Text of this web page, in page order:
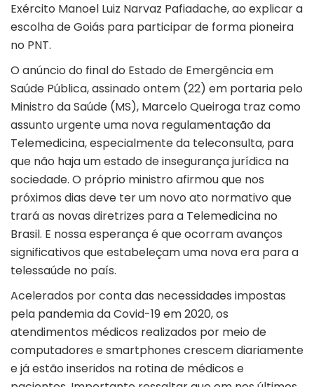
Exército Manoel Luiz Narvaz Pafiadache, ao explicar a
escolha de Goiás para participar de forma pioneira
no PNT.
O anúncio do final do Estado de Emergência em
Saúde Pública, assinado ontem (22) em portaria pelo
Ministro da Saúde (MS), Marcelo Queiroga traz como
assunto urgente uma nova regulamentação da
Telemedicina, especialmente da teleconsulta, para
que não haja um estado de insegurança jurídica na
sociedade. O próprio ministro afirmou que nos
próximos dias deve ter um novo ato normativo que
trará as novas diretrizes para a Telemedicina no
Brasil. E nossa esperança é que ocorram avanços
significativos que estabeleçam uma nova era para a
telessaúde no país.
Acelerados por conta das necessidades impostas
pela pandemia da Covid-19 em 2020, os
atendimentos médicos realizados por meio de
computadores e smartphones crescem diariamente
e já estão inseridos na rotina de médicos e